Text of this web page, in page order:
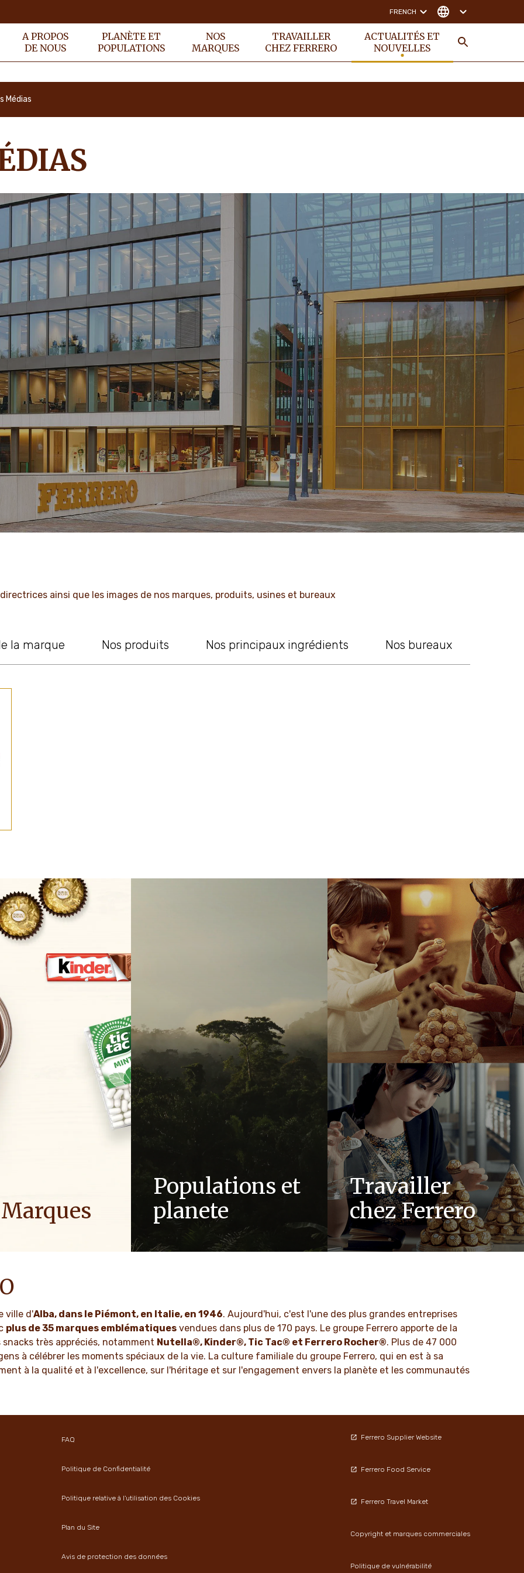
A PROPOS
DE NOUS
PLANÈTE ET
POPULATIONS
NOS
MARQUES
TRAVAILLER
CHEZ FERRERO
ACTUALITÉS ET
NOUVELLES
FRENCH
Médias
ainsi que les images de nos marques, produits, usines et bureaux
la marque Nos produits Nos principaux ingrédients Nos bureaux
PLUS
Populations et
planete
En tant qu'entreprise familiale, des
valeurs telles que le respect, l'intégrité
EN SAVOIR PLUS
Travailler
chez Ferrero
Chez Ferrero, nous savons que nos
produits sont appréciés par des millions
EN SAVOIR PLUS
ville d'Alba, dans le Piémont, en Italie, en 1946. Aujourd'hui, c'est l'une des plus grandes entreprises
plus de 35 marques emblématiques vendues dans plus de 170 pays. Le groupe Ferrero apporte de la
très appréciés, notamment Nutella®, Kinder®, Tic Tac® et Ferrero Rocher®. Plus de 47 000
à célébrer les moments spéciaux de la vie. La culture familiale du groupe Ferrero, qui en est à sa
à la qualité et à l'excellence, sur l'héritage et sur l'engagement envers la planète et les communautés
FAQ
Politique de Confidentialité
Politique relative à l'utilisation des Cookies
Plan du Site
Avis de protection des données
Ferrero Supplier Website
Ferrero Food Service
Ferrero Travel Market
Copyright et marques commerciales
Politique de vulnérabilité